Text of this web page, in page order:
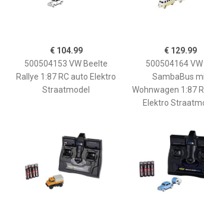
€ 104.99
500504153 VW Beelte
Rallye 1:87 RC auto Elektro
Straatmodel
€ 129.99
500504164 VW
SambaBus
Wohnwagen 1:87
Elektro